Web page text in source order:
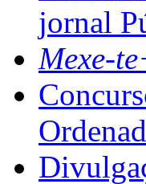
jornal
Mexe-